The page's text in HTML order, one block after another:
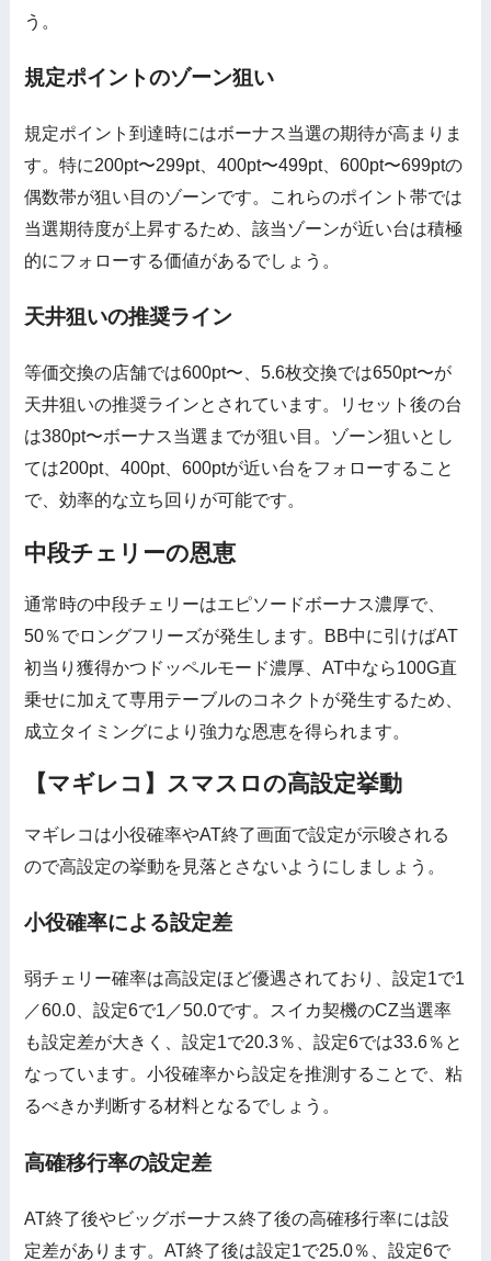
う。
規定ポイントのゾーン狙い
規定ポイント到達時にはボーナス当選の期待が高まりま
す。特に200pt〜299pt、400pt〜499pt、600pt〜699ptの
偶数帯が狙い目のゾーンです。これらのポイント帯では
当選期待度が上昇するため、該当ゾーンが近い台は積極
的にフォローする価値があるでしょう。
天井狙いの推奨ライン
等価交換の店舗では600pt〜、5.6枚交換では650pt〜が
天井狙いの推奨ラインとされています。リセット後の台
は380pt〜ボーナス当選までが狙い目。ゾーン狙いとし
ては200pt、400pt、600ptが近い台をフォローすること
で、効率的な立ち回りが可能です。
中段チェリーの恩恵
通常時の中段チェリーはエピソードボーナス濃厚で、
50％でロングフリーズが発生します。BB中に引けばAT
初当り獲得かつドッペルモード濃厚、AT中なら100G直
乗せに加えて専用テーブルのコネクトが発生するため、
成立タイミングにより強力な恩恵を得られます。
【マギレコ】スマスロの高設定挙動
マギレコは小役確率やAT終了画面で設定が示唆される
ので高設定の挙動を見落とさないようにしましょう。
小役確率による設定差
弱チェリー確率は高設定ほど優遇されており、設定1で1
／60.0、設定6で1／50.0です。スイカ契機のCZ当選率
も設定差が大きく、設定1で20.3％、設定6では33.6％と
なっています。小役確率から設定を推測することで、粘
るべきか判断する材料となるでしょう。
高確移行率の設定差
AT終了後やビッグボーナス終了後の高確移行率には設
定差があります。AT終了後は設定1で25.0％、設定6で